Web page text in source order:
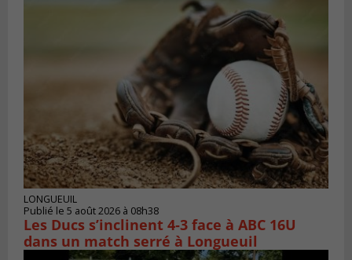
LONGUEUIL
Publié le 5 août 2026 à 08h38
Les Ducs s’inclinent 4‑3 face à ABC 16U
dans un match serré à Longueuil